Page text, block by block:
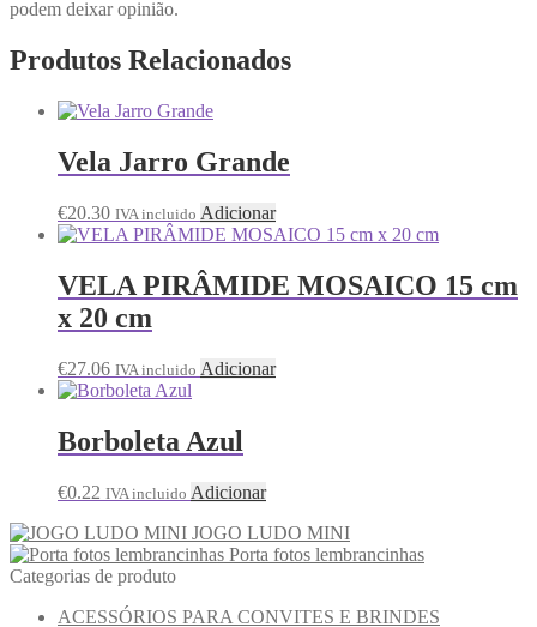
podem deixar opinião.
Produtos Relacionados
Vela Jarro Grande
€20.30 IVA incluido Adicionar
VELA PIRÂMIDE MOSAICO 15 cm
x 20 cm
€27.06 IVA incluido Adicionar
Borboleta Azul
€0.22 IVA incluido Adicionar
JOGO LUDO MINI
Porta fotos lembrancinhas
Categorias de produto
ACESSÓRIOS PARA CONVITES E BRINDES